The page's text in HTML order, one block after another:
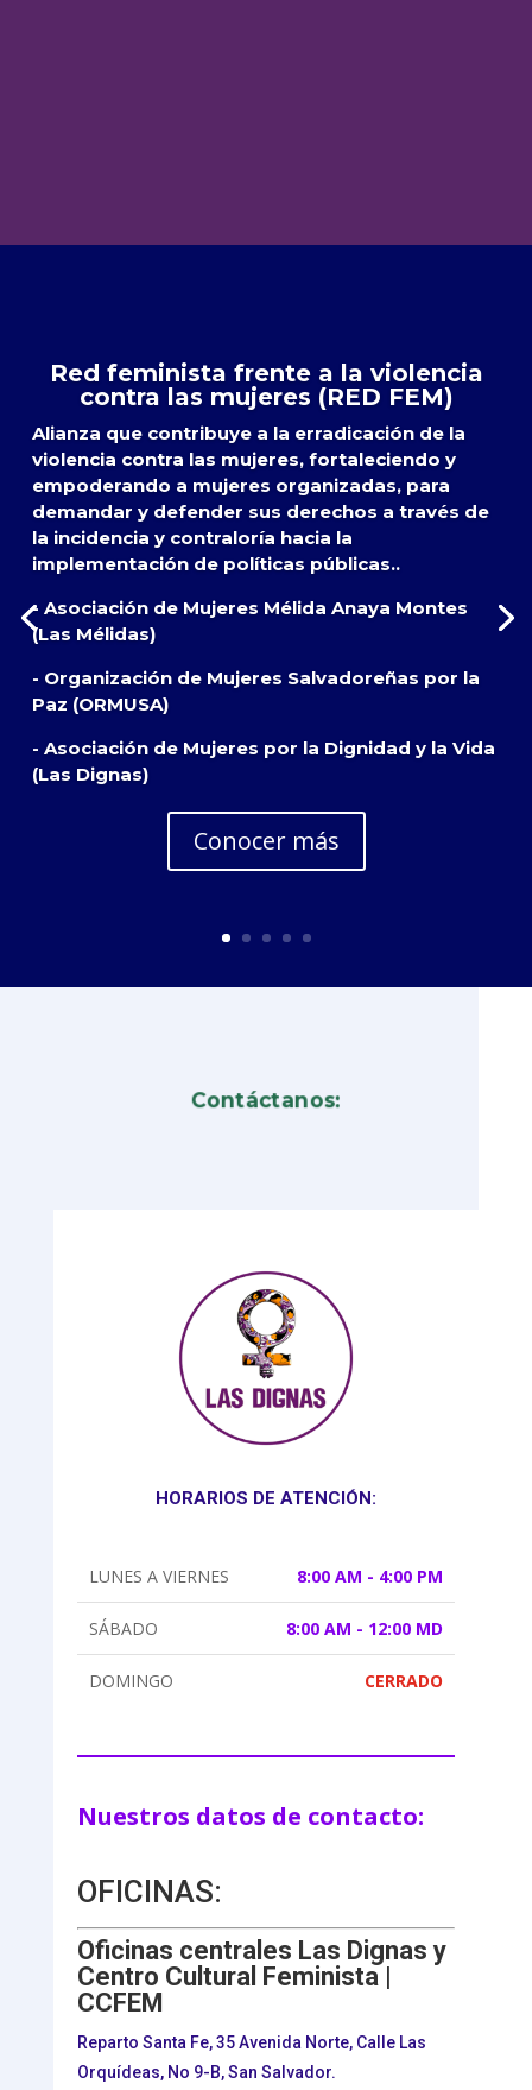
Red feminista frente a la violencia
contra las mujeres (RED FEM)
Alianza que contribuye a la erradicación de la
violencia contra las mujeres, fortaleciendo y
empoderando a mujeres organizadas, para
demandar y defender sus derechos a través de
la incidencia y contraloría hacia la
implementación de políticas públicas..
- Asociación de Mujeres Mélida Anaya Montes
(Las Mélidas)
- Organización de Mujeres Salvadoreñas por la
Paz (ORMUSA)
- Asociación de Mujeres por la Dignidad y la Vida
(Las Dignas)
Conocer más
Contáctanos:
HORARIOS DE ATENCIÓN:
LUNES A VIERNES 8:00 AM - 4:00 PM
SÁBADO 8:00 AM - 12:00 MD
DOMINGO CERRADO
Nuestros datos de contacto:
OFICINAS:
Oficinas centrales Las Dignas y
Centro Cultural Feminista |
CCFEM
Reparto Santa Fe, 35 Avenida Norte, Calle Las
Orquídeas, No 9-B, San Salvador.